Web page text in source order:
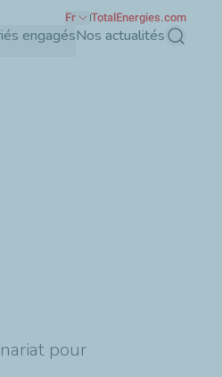
engagésNos actualités
Fr TotalEnergies.com
pour